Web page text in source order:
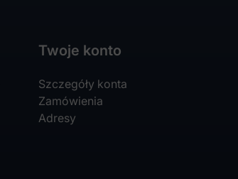
Twoje konto
Szczegóły konta
Zamówienia
Adresy